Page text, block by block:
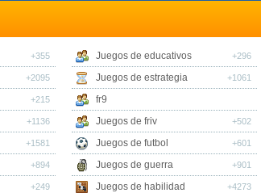
+355
+2095
+215
+1136
+1581
+894
+249
Juegos de educativos +296
Juegos de estrategia +1061
fr9
Juegos de friv
+502
Juegos de futbol +601
Juegos de guerra +901
Juegos de habilidad +4273